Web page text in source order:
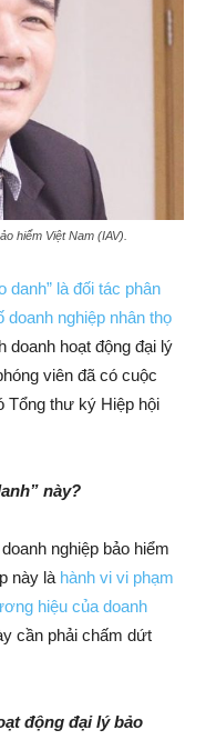
hiểm Việt Nam (IAV).
danh” là đối tác phân
nghiệp nhân thọ
doanh hoạt động đại lý
viên đã có cuộc
Tổng thư ký Hiệp hội
này?
nghiệp bảo hiểm
này là hành vi vi phạm
hiệu của doanh
cần phải chấm dứt
động đại lý bảo